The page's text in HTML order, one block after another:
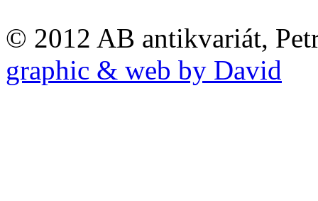
© 2012 AB antikvariát,
graphic & web by David